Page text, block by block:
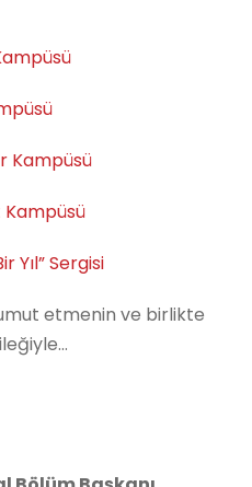
Kampüsü
Yıl” Sergisi
etmenin ve birlikte